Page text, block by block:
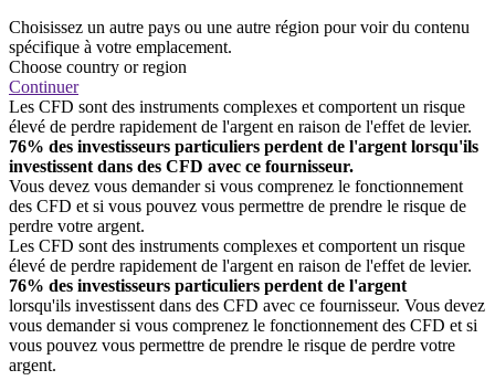
Choisissez un autre pays ou une autre région pour voir du contenu
spécifique à votre emplacement.
Choose country or region
Continuer
Les CFD sont des instruments complexes et comportent un risque
élevé de perdre rapidement de l'argent en raison de l'effet de levier.
76% des investisseurs particuliers perdent de l'argent lorsqu'ils
investissent dans des CFD avec ce fournisseur.
Vous devez vous demander si vous comprenez le fonctionnement
des CFD et si vous pouvez vous permettre de prendre le risque de
perdre votre argent.
Les CFD sont des instruments complexes et comportent un risque
élevé de perdre rapidement de l'argent en raison de l'effet de levier.
76% des investisseurs particuliers perdent de l'argent
lorsqu'ils investissent dans des CFD avec ce fournisseur. Vous devez
vous demander si vous comprenez le fonctionnement des CFD et si
vous pouvez vous permettre de prendre le risque de perdre votre
argent.